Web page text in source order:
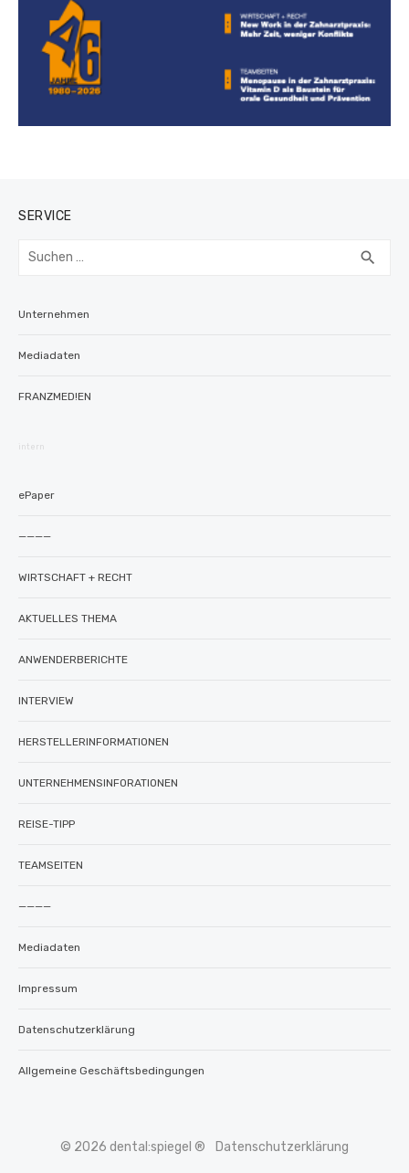
SERVICE
Suchen
search
Unternehmen
Mediadaten
FRANZMED!EN
intern
ePaper
————
WIRTSCHAFT + RECHT
AKTUELLES THEMA
ANWENDERBERICHTE
INTERVIEW
HERSTELLERINFORMATIONEN
UNTERNEHMENSINFORATIONEN
REISE-TIPP
TEAMSEITEN
————
Mediadaten
Impressum
Datenschutzerklärung
Allgemeine Geschäftsbedingungen
© 2026 dental:spiegel ® Datenschutzerklärung